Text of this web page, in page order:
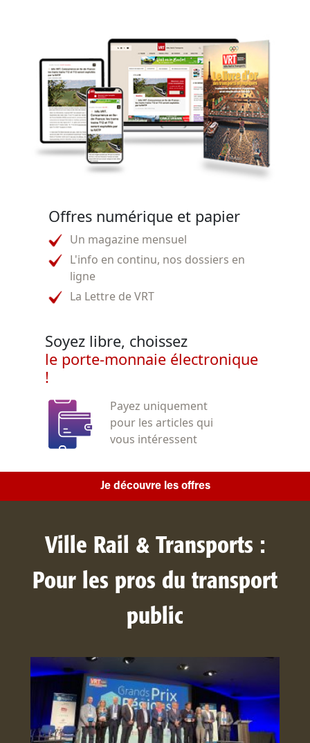
Offres numérique et papier
Un magazine mensuel
L'info en continu, nos dossiers en
ligne
La Lettre de VRT
Soyez libre, choissez
le porte-monnaie électronique
!
Payez uniquement
pour les articles qui
vous intéressent
Je découvre les offres
Ville Rail & Transports :
Pour les pros du transport
public